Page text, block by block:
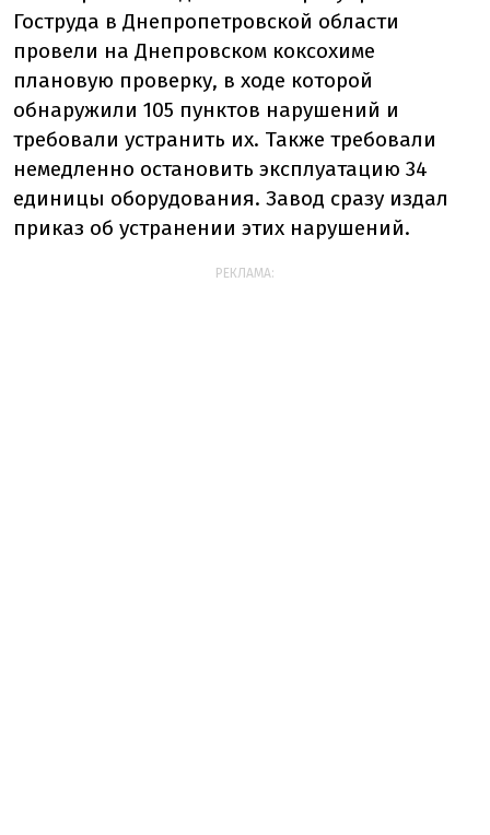
Гоструда в Днепропетровской области
провели на Днепровском коксохиме
плановую проверку, в ходе которой
обнаружили 105 пунктов нарушений и
требовали устранить их. Также требовали
немедленно остановить эксплуатацию 34
единицы оборудования. Завод сразу издал
приказ об устранении этих нарушений.
РЕКЛАМА: